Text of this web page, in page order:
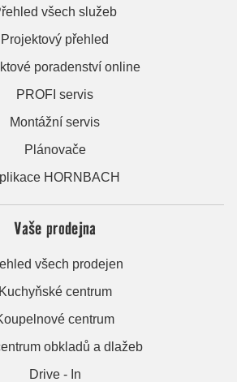
všech služeb
Projektový přehled
poradenství online
PROFI servis
Montážní servis
Plánovače
HORNBACH
Vaše prodejna
všech prodejen
Kuchyňské centrum
centrum
obkladů a dlažeb
Drive - In